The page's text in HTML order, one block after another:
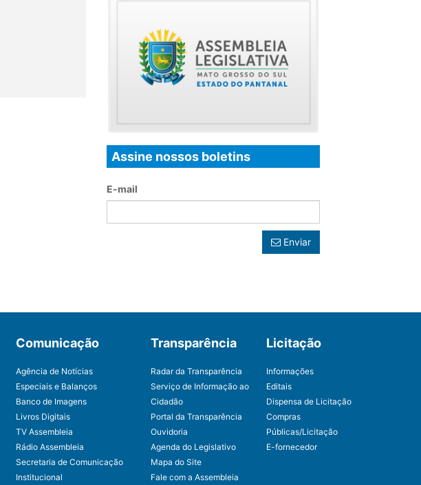
Assine nossos boletins
E-mail
Enviar
Comunicação
Agência de Notícias
Especiais e Balanços
Banco de Imagens
Livros Digitais
TV Assembleia
Rádio Assembleia
Secretaria de Comunicação
Institucional
Transparência
Radar da Transparência
Serviço de Informação ao
Cidadão
Portal da Transparência
Ouvidoria
Agenda do Legislativo
Mapa do Site
Fale com a Assembleia
Licitação
Informações
Editais
Dispensa de Licitação
Compras
Públicas/Licitação
E-fornecedor